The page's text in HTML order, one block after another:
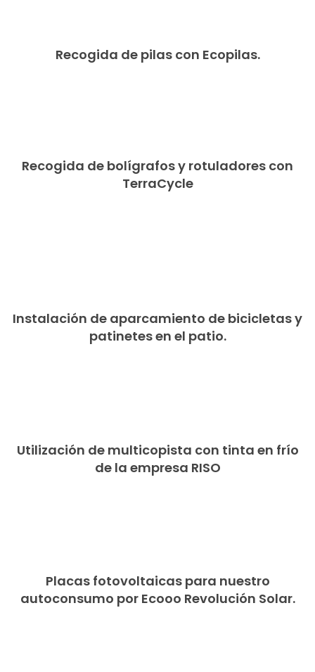
Recogida de pilas con Ecopilas.
Recogida de bolígrafos y rotuladores con
TerraCycle
Instalación de aparcamiento de bicicletas y
patinetes en el patio.
Utilización de multicopista con tinta en frío
de la empresa RISO
Placas fotovoltaicas para nuestro
autoconsumo por Ecooo Revolución Solar.